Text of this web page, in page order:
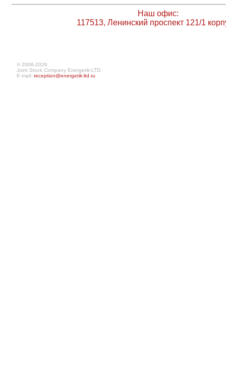
Наш офис:
117513, Ленинский проспект 121/1
© 2006-2026
Joint Stock Company Energetik-LTD
E-mail: reception@energetik-ltd.ru